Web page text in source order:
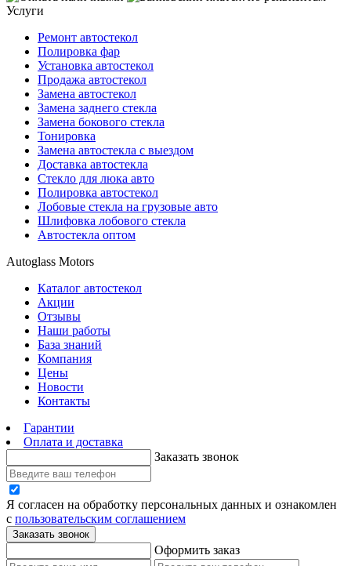
Услуги
Ремонт автостекол
Полировка фар
Установка автостекол
Продажа автостекол
Замена автостекол
Замена заднего стекла
Замена бокового стекла
Тонировка
Замена автостекла с выездом
Доставка автостекла
Стекло для люка авто
Полировка автостекол
Лобовые стекла на грузовые авто
Шлифовка лобового стекла
Автостекла оптом
Autoglass Motors
Каталог автостекол
Акции
Отзывы
Наши работы
База знаний
Компания
Цены
Новости
Контакты
Гарантии
Оплата и доставка
Заказать звонок
Я согласен на обработку персональных данных и ознакомлен
с пользовательским соглашением
Заказать звонок
Оформить заказ